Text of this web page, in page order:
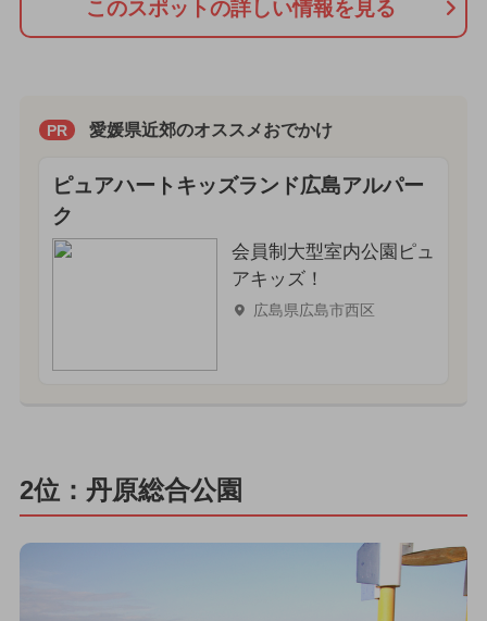
このスポットの詳しい情報を見る
PR 愛媛県近郊のオススメおでかけ
ピュアハートキッズランド広島アルパー
ク
会員制大型室内公園ピュ
アキッズ！
広島県広島市西区
2位：丹原総合公園